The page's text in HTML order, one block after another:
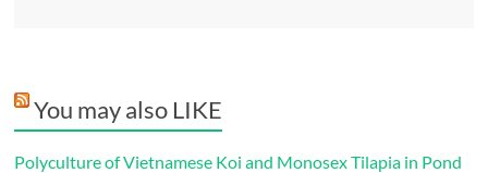
You may also LIKE
Polyculture of Vietnamese Koi and Monosex Tilapia in Pond